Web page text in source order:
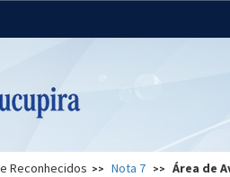
Reconhecidos Nota 7 Área de